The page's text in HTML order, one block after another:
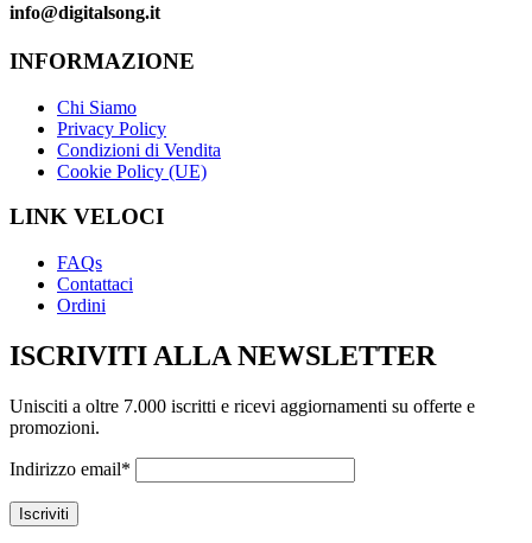
info@digitalsong.it​
INFORMAZIONE
Chi Siamo
Privacy Policy
Condizioni di Vendita
Cookie Policy (UE)
LINK VELOCI
FAQs
Contattaci
Ordini
ISCRIVITI ALLA NEWSLETTER
Unisciti a oltre 7.000 iscritti e ricevi aggiornamenti su offerte e
promozioni.
Indirizzo email*